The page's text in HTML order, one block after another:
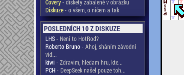
Covery- diskety zabalené v obrázku
Diskuze- o všem, o ničem a tak
POSLEDNÍCH 10 Z DISKUZE
LHS- Není to HotRod?
Roberto Bruno- Ahoj, sháním závodní
vid...
kiwi - Zdravim, hledam hru, kte...
PCH- DeepSeek našel pouze toh...